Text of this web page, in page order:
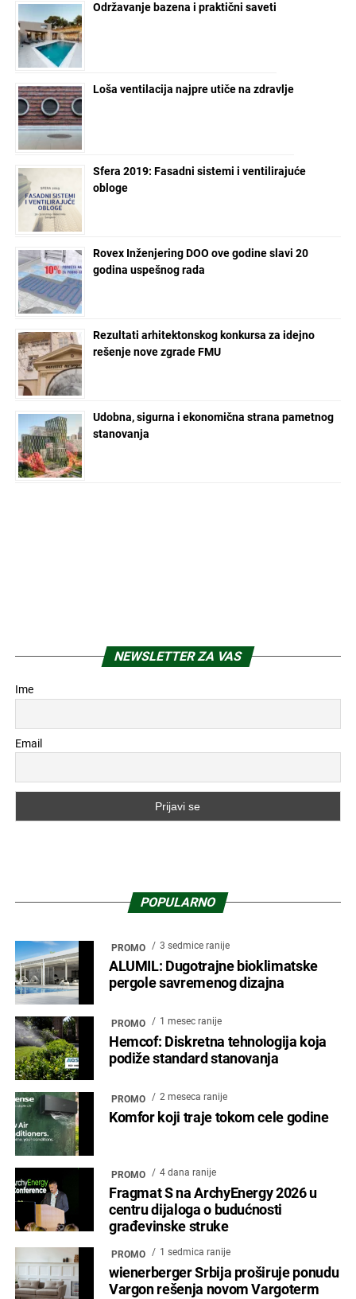
Održavanje bazena i praktični saveti
Loša ventilacija najpre utiče na zdravlje
Sfera 2019: Fasadni sistemi i ventilirajuće
obloge
Rovex Inženjering DOO ove godine slavi 20
godina uspešnog rada
Rezultati arhitektonskog konkursa za idejno
rešenje nove zgrade FMU
Udobna, sigurna i ekonomična strana pametnog
stanovanja
NEWSLETTER ZA VAS
Ime
Email
POPULARNO
PROMO 3 sedmice ranije
ALUMIL: Dugotrajne bioklimatske
pergole savremenog dizajna
PROMO 1 mesec ranije
Hemcof: Diskretna tehnologija koja
podiže standard stanovanja
PROMO 2 meseca ranije
Komfor koji traje tokom cele godine
PROMO 4 dana ranije
Fragmat S na ArchyEnergy 2026 u
centru dijaloga o budućnosti
građevinske struke
PROMO 1 sedmica ranije
wienerberger Srbija proširuje ponudu
Vargon rešenja novom Vargoterm